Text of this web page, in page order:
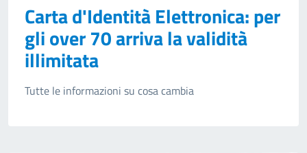
Carta d'Identità Elettronica: per
gli over 70 arriva la validità
illimitata
Tutte le informazioni su cosa cambia